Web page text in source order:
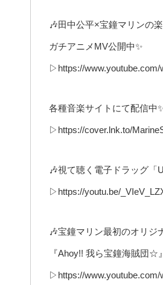
🎶田中公平×宝鐘マリンの
ガチアニメMV公開中✨
▷https://
各種音楽サイトにて配信中
▷https://cover.lnk.to/
🎶視て聴く電子ドラッグ
▷https://youtu.be/
🎶宝鐘マリン最初のオリジ
『Ahoy!! 我ら宝鐘海賊団☆』
▷https://www.youtube.com/